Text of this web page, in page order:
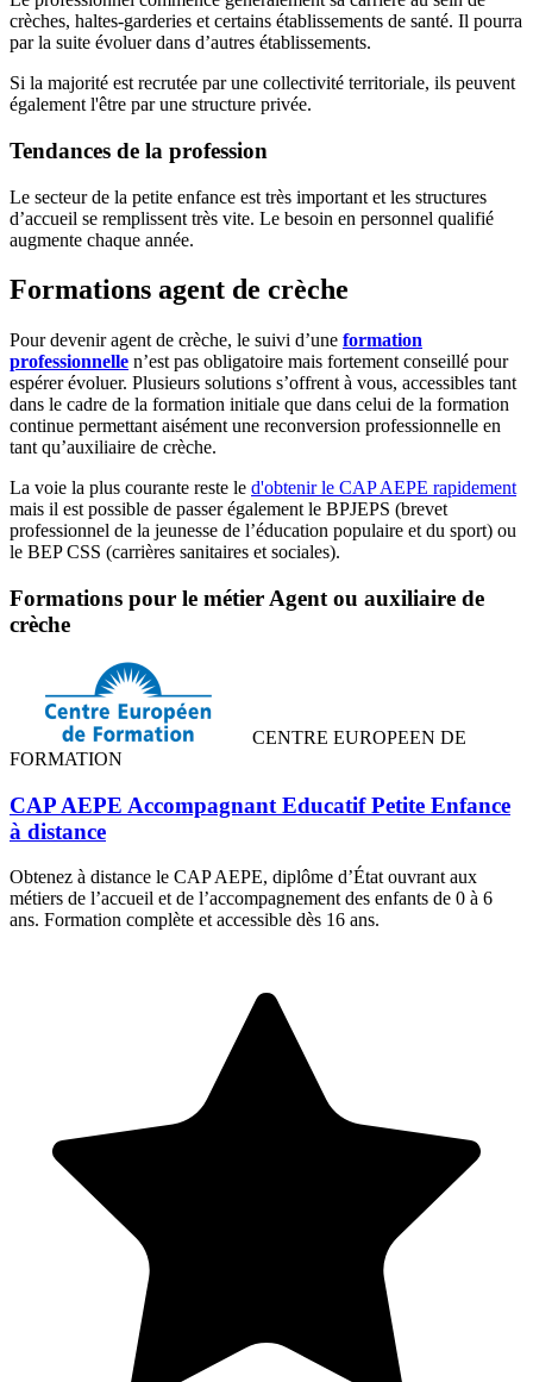
crèches, haltes-garderies et certains établissements de santé. Il pourra
par la suite évoluer dans d’autres établissements.
Si la majorité est recrutée par une collectivité territoriale, ils peuvent
également l'être par une structure privée.
Tendances de la profession
Le secteur de la petite enfance est très important et les structures
d’accueil se remplissent très vite. Le besoin en personnel qualifié
augmente chaque année.
Formations agent de crèche
Pour devenir agent de crèche, le suivi d’une formation
professionnelle n’est pas obligatoire mais fortement conseillé pour
espérer évoluer. Plusieurs solutions s’offrent à vous, accessibles tant
dans le cadre de la formation initiale que dans celui de la formation
continue permettant aisément une reconversion professionnelle en
tant qu’auxiliaire de crèche.
La voie la plus courante reste le d'obtenir le CAP AEPE rapidement
mais il est possible de passer également le BPJEPS (brevet
professionnel de la jeunesse de l’éducation populaire et du sport) ou
le BEP CSS (carrières sanitaires et sociales).
Formations pour le métier Agent ou auxiliaire de
crèche
CENTRE EUROPEEN DE
FORMATION
CAP AEPE Accompagnant Educatif Petite Enfance
à distance
Obtenez à distance le CAP AEPE, diplôme d’État ouvrant aux
métiers de l’accueil et de l’accompagnement des enfants de 0 à 6
ans. Formation complète et accessible dès 16 ans.